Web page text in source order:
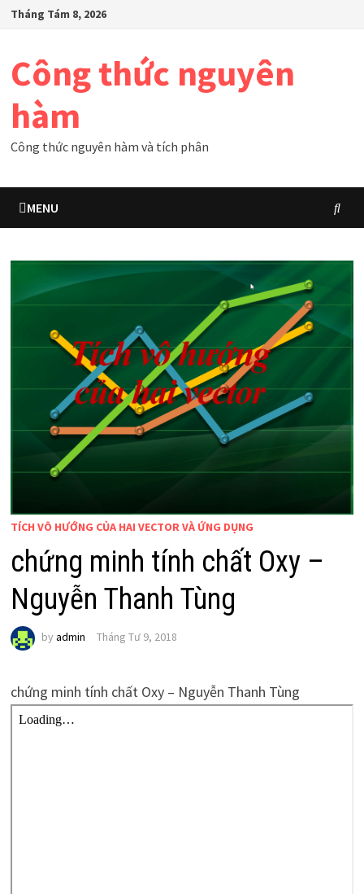
SkipTháng Tám 8, 2026
Công thức nguyên
hàm
Công thức nguyên hàm và tích phân
MENU
TÍCH VÔ HƯỚNG CỦA HAI VECTOR VÀ ỨNG DỤNG
chứng minh tính chất Oxy –
Nguyễn Thanh Tùng
by admin Tháng Tư 9, 2018
chứng minh tính chất Oxy – Nguyễn Thanh Tùng